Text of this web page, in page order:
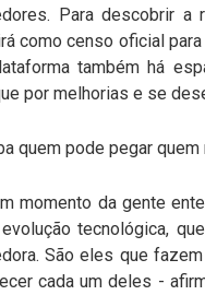
Para descobrir a
como censo oficial
também há
por melhorias e se
quem pode pegar
momento da gente
tecnológica,
São eles que
cada um deles -